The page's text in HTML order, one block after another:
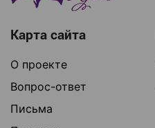
Карта сайта
О проекте
Вопрос-ответ
Письма